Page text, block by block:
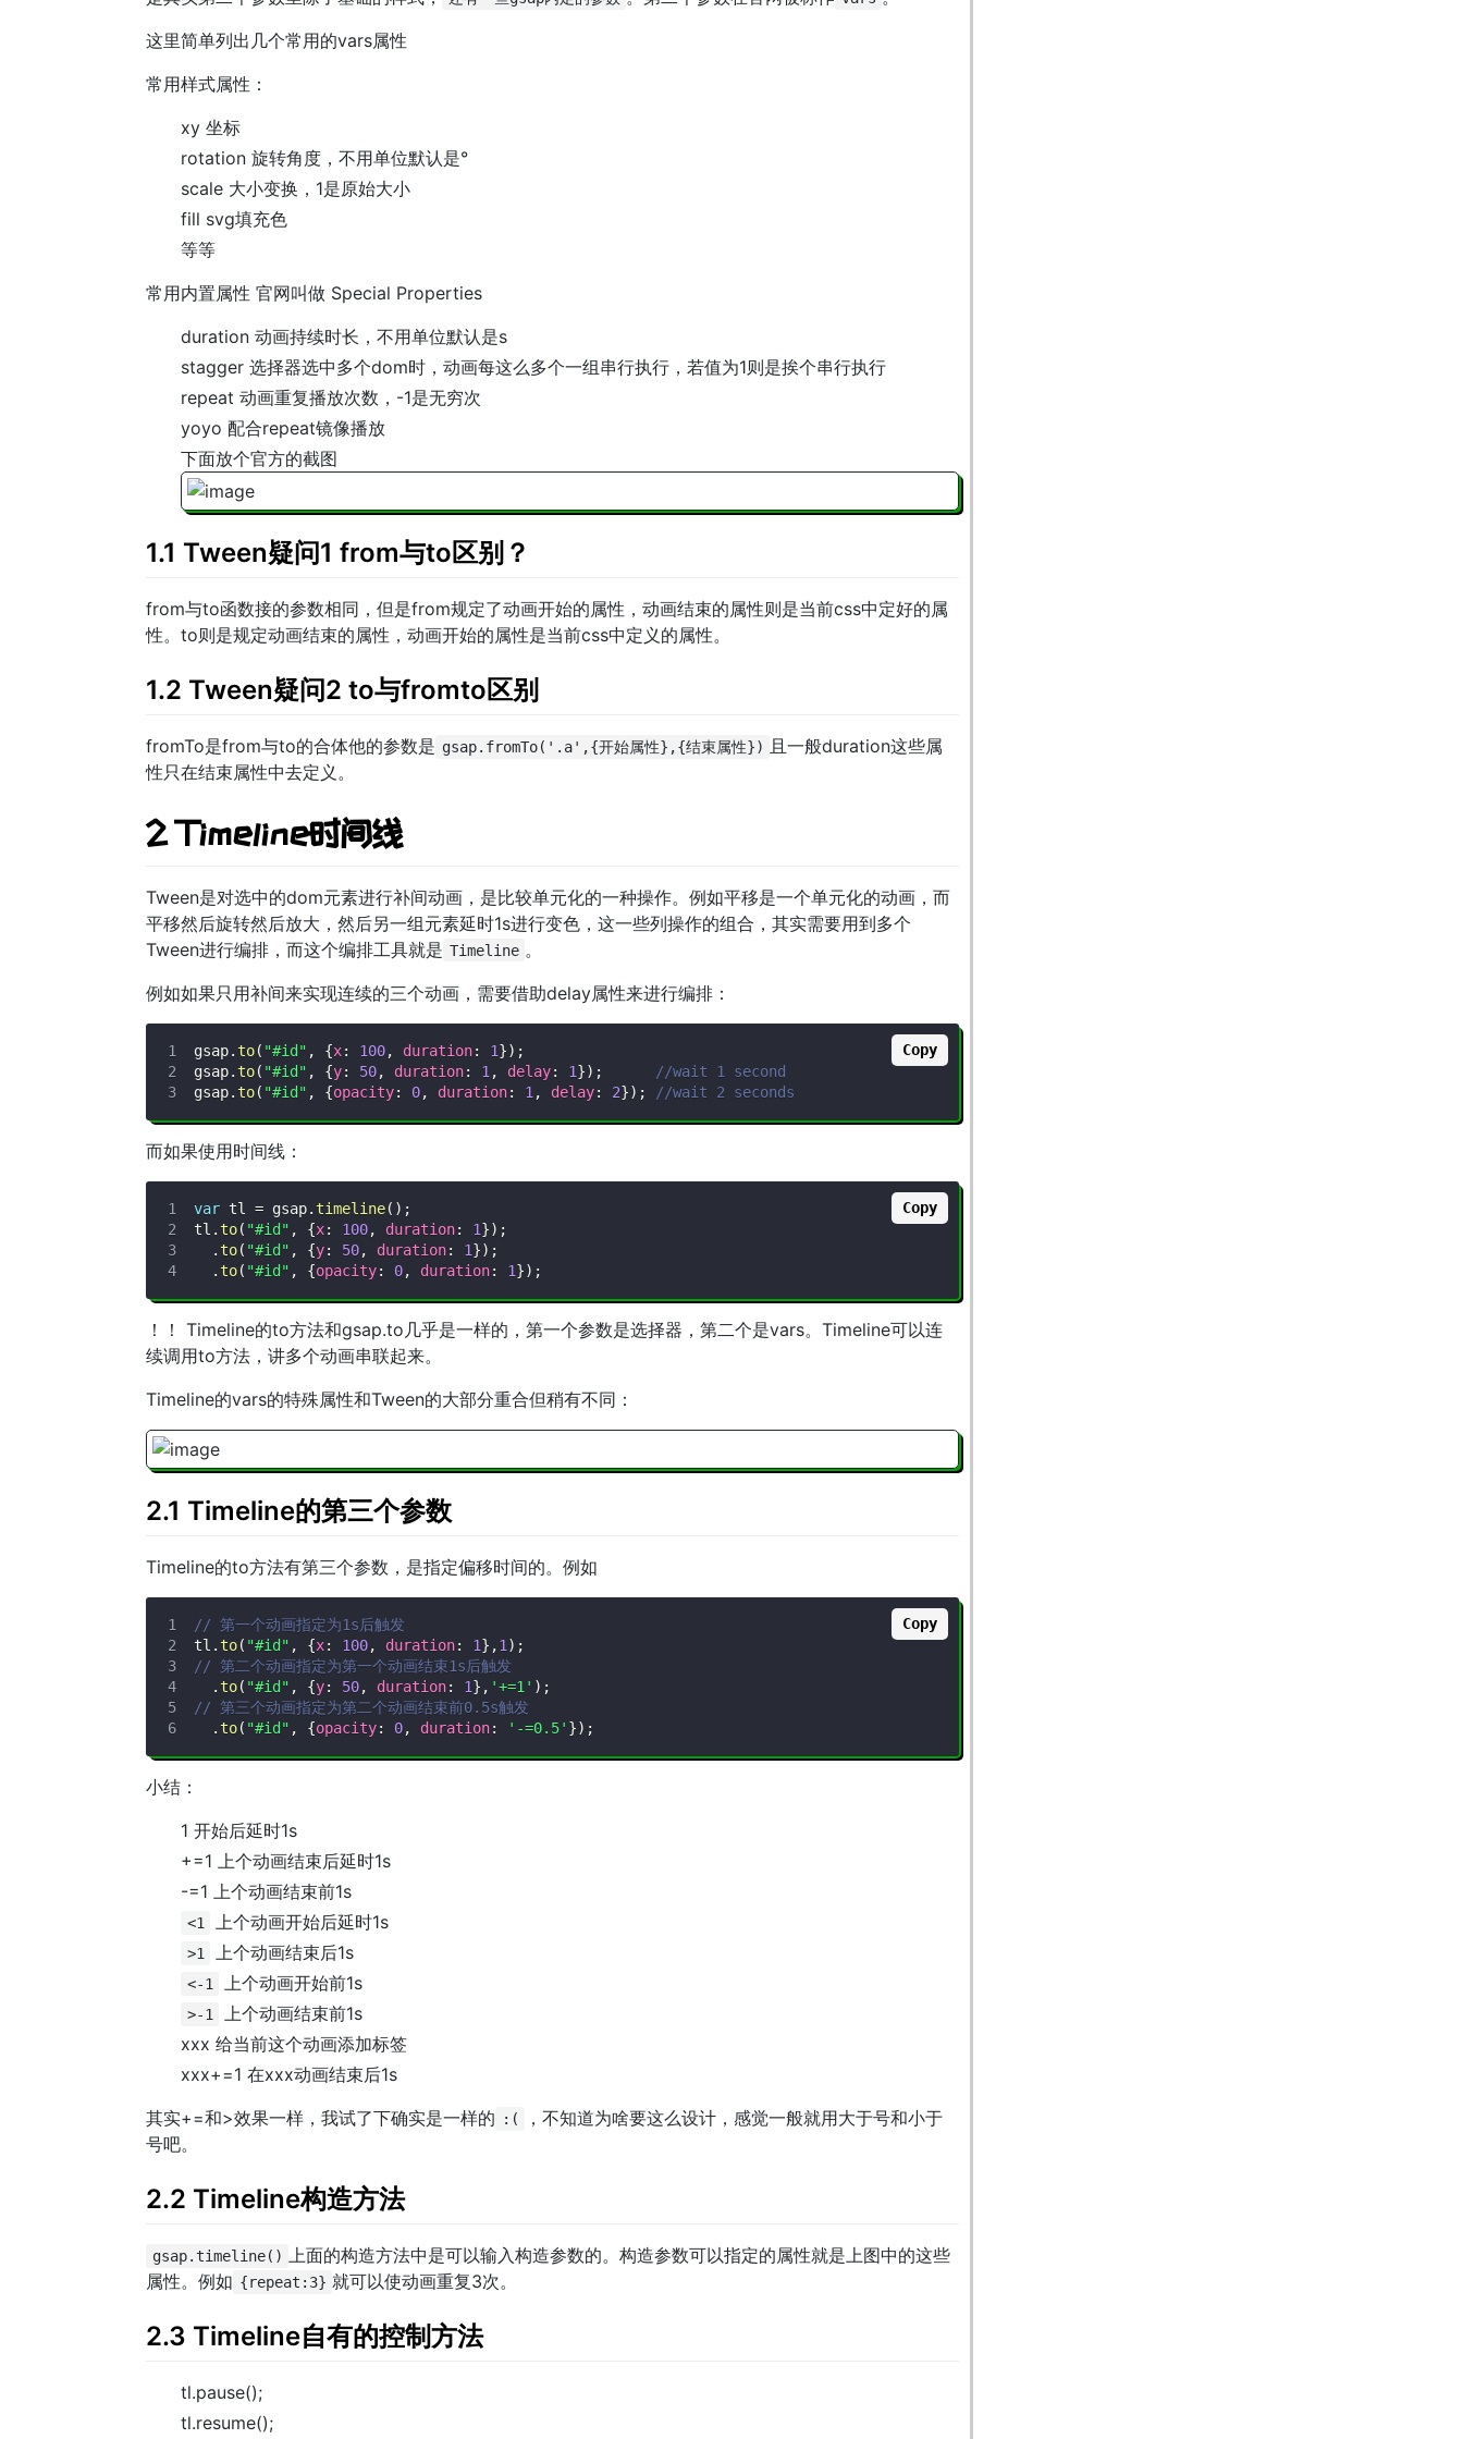
这里简单列出几个常用的vars属性
常用样式属性：
xy 坐标
rotation 旋转角度，不用单位默认是°
scale 大小变换，1是原始大小
fill svg填充色
等等
常用内置属性 官网叫做 Special Properties
duration 动画持续时长，不用单位默认是s
stagger 选择器选中多个dom时，动画每这么多个一组串行执行，若值为1则是挨个串行执行
repeat 动画重复播放次数，-1是无穷次
yoyo 配合repeat镜像播放
下面放个官方的截图
1.1 Tween疑问1 from与to区别？
from与to函数接的参数相同，但是from规定了动画开始的属性，动画结束的属性则是当前css中定好的属
性。to则是规定动画结束的属性，动画开始的属性是当前css中定义的属性。
1.2 Tween疑问2 to与fromto区别
fromTo是from与to的合体他的参数是 gsap.fromTo('.a',{开始属性},{结束属性})
且一般duration这些属
性只在结束属性中去定义。
2 Timeline时间线
Tween是对选中的dom元素进行补间动画，是比较单元化的一种操作。例如平移是一个单元化的动画，而
平移然后旋转然后放大，然后另一组元素延时1s进行变色，这一些列操作的组合，其实需要用到多个
Tween进行编排，而这个编排工具就是 Timeline 。
例如如果只用补间来实现连续的三个动画，需要借助delay属性来进行编排：
gsap.to( "#id" , {x: 100, duration: 1}) ;
gsap.to( "#id" , {y: 50, duration: 1 , delay: 1}) ;
//wait 1 second
gsap.to( "#id" , {opacity: 0, duration: 1 , delay: 2}) ; //wait 2 seconds
Copy
而如果使用时间线：
var tl = gsap.timeline( ) ;
tl .to( "#id" , {x: 100, duration: 1}) ;
.to( "#id" , {y: 50, duration: 1}) ;
.to( "#id" , {opacity: 0, duration: 1}) ;
Copy
！！ Timeline的to方法和gsap.to几乎是一样的，第一个参数是选择器，第二个是vars。Timeline可以连
续调用to方法，讲多个动画串联起来。
Timeline的vars的特殊属性和Tween的大部分重合但稍有不同：
2.1 Timeline的第三个参数
Timeline的to方法有第三个参数，是指定偏移时间的。例如
// 第一个动画指定为1s后触发
tl .to( "#id" , {x: 100, duration: 1} ,1 ) ;
// 第二个动画指定为第一个动画结束1s后触发
.to( "#id" , {y: 50, duration: 1} , '+=1' ) ;
// 第三个动画指定为第二个动画结束前0.5s触发
.to( "#id" , {opacity: 0, duration: '-=0.5' }) ;
Copy
小结：
1 开始后延时1s
+=1 上个动画结束后延时1s
-=1 上个动画结束前1s
<1 上个动画开始后延时1s
>1 上个动画结束后1s
<-1 上个动画开始前1s
>-1
上个动画结束前1s
xxx 给当前这个动画添加标签
xxx+=1 在xxx动画结束后1s
其实+=和>效果一样，我试了下确实是一样的
:(
，不知道为啥要这么设计，感觉一般就用大于号和小于
号吧。
2.2 Timeline构造方法
gsap.timeline() 上面的构造方法中是可以输入构造参数的。构造参数可以指定的属性就是上图中的这些
属性。例如 {repeat:3} 就可以使动画重复3次。
2.3 Timeline自有的控制方法
tl.pause();
tl.resume();